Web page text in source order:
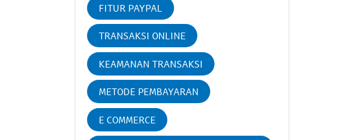
FITUR PAYPAL
TRANSAKSI ONLINE
KEAMANAN TRANSAKSI
METODE PEMBAYARAN
E COMMERCE